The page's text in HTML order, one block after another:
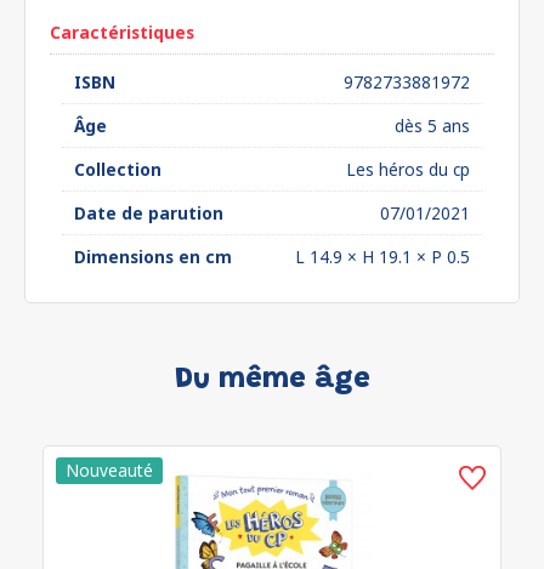
Caractéristiques
ISBN
9782733881972
Âge
dès 5 ans
Collection
Les héros du cp
Date de parution
07/01/2021
Dimensions en cm
L 14.9 × H 19.1 × P 0.5
Du même âge